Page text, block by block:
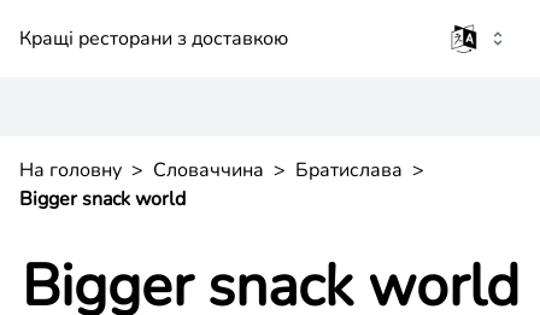
Кращі ресторани з доставкою
На головну > Словаччина > Братислава >
Bigger snack world
Bigger snack world